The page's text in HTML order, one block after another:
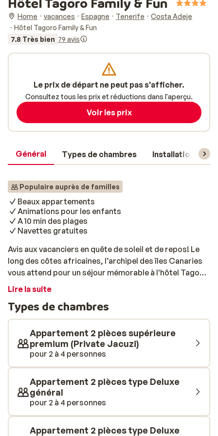
Home vacances Espagne Tenerife
Costa Adeje
Hôtel Tagoro Family & Fun
7.8 Très bien 79 avis
Général Types de chambres Installations
Populaire auprès de familles
Beaux appartements
Animations pour les enfants
A 10 min des plages
Navettes gratuites
Avis aux vacanciers en quête de soleil et de repos! Le
long des côtes africaines, l’archipel des îles Canaries
vous attend pour un séjour mémorable à l'hôtel Tagoro
Family & Fun. Direction Tenerife, la charmante petite île
infrastructures idéales pour les touristes. Situé dans la
petite ville de Torviscas Alto, cette résidence hôtelière
4 étoiles vous assure un voyage sans fausse note pour
vous et votre famille. Tel un village typique des
Canaries, la résidence a été bâtie sous forme de villas
indépendantes agencées autour d’une grande piscine.
Vous serez installé dans l’un des 189 appartements,
disposerez d’un grand confort et profiterez d’un
service hôtelier de qualité. Décorés dans des teintes
chaleureuses et douces, meublés avec élégance, les
Lire la suite
Types de chambres
Appartement 2 pièces supérieure
premium (Private Jacuzi)
pour 2 à 4 personnes
Appartement 2 pièces type Deluxe
général
pour 2 à 4 personnes
Appartement 2 pièces type Deluxe
Le prix de départ ne peut pas s'afficher.
Consultez tous les prix et réductions dans l'aperçu.
Voir les prix